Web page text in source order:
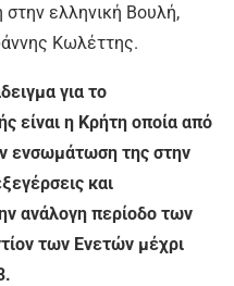
ελληνική Βουλή,
Κωλέττης.
για το
είναι η Κρήτη οποία από
ενσωμάτωση της στην
και
ανάλογη περίοδο των
των Ενετών μέχρι